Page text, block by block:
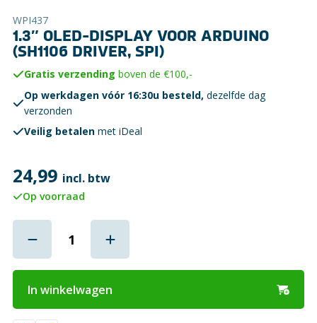
WPI437
1.3″ OLED-DISPLAY VOOR ARDUINO
(SH1106 DRIVER, SPI)
Gratis verzending boven de €100,-
Op werkdagen vóór 16:30u besteld, dezelfde dag
verzonden
Veilig betalen met iDeal
24,99 incl. btw
Op voorraad
In winkelwagen